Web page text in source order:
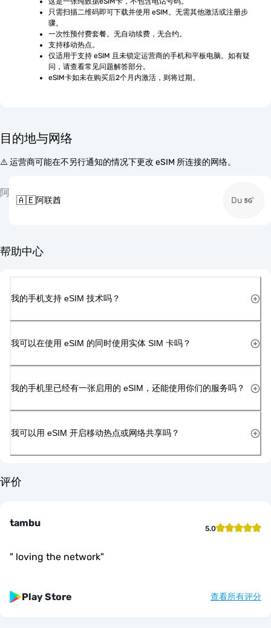
只需扫描二维码即可下载并使用 eSIM。无需其他激活或注册步
骤。
一次性预付费套餐。无自动续费，无合约。
支持移动热点。
仅适用于支持 eSIM 且未锁定运营商的手机和平板电脑。如有疑
问，请查看常见问题解答部分。
eSIM卡如未在购买后2个月内激活，则将过期。
目的地与网络
⚠️ 运营商可能在不另行通知的情况下更改 eSIM 所连接的网络。
阿
🇦🇪阿联酋 Du
帮助中心
我的手机支持 eSIM 技术吗？
我可以在使用 eSIM 的同时使用实体 SIM 卡吗？
我的手机里已经有一张启用的 eSIM，还能使用你们的服务吗？
我可以用 eSIM 开启移动热点或网络共享吗？
评价
tambu 5.0
" loving the network"
Play Store 查看所有评分